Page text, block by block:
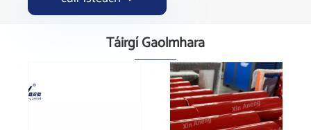
Táirgí Gaolmhara